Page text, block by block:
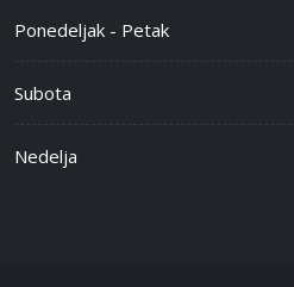
Ponedeljak - Petak
Subota
Nedelja